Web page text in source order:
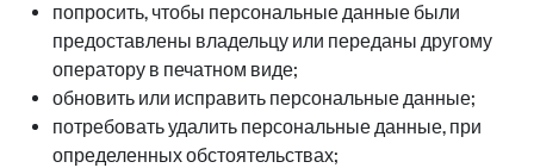
попросить, чтобы персональные данные были
предоставлены владельцу или переданы другому
оператору в печатном виде;
обновить или исправить персональные данные;
потребовать удалить персональные данные, при
определенных обстоятельствах;